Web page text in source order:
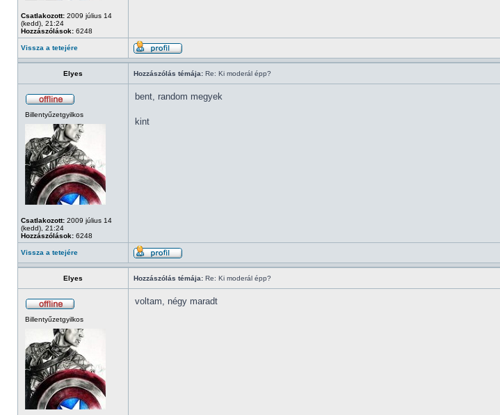
Csatlakozott: 2009 július 14
(kedd), 21:24
Hozzászólások: 6248
Vissza a tetejére
Elyes Hozzászólás témája: Re: Ki moderál épp?
Billentyűzetgyilkos
Csatlakozott: 2009 július 14
(kedd), 21:24
Hozzászólások: 6248
bent, random megyek
kint
Vissza a tetejére
Elyes Hozzászólás témája: Re: Ki moderál épp?
Billentyűzetgyilkos
voltam, négy maradt